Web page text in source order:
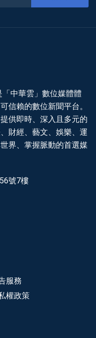
中華雲」數位媒體體
信賴的數位新聞平台。
供即時、深入且多元的
財經、藝文、娛樂、運
界、掌握脈動的首選媒
號7樓
服務
權政策